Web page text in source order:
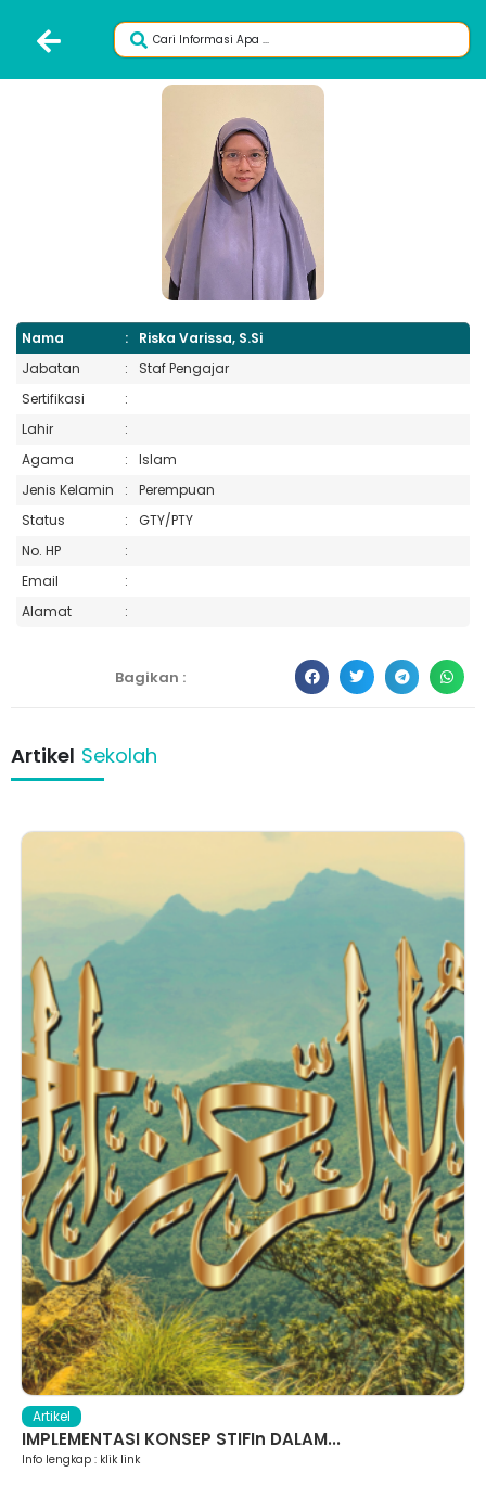
Nama :
Riska Varissa, S.Si
Jabatan
:
Staf Pengajar
Sertifikasi
:
Lahir
:
Agama
:
Islam
Jenis Kelamin
:
Perempuan
Status
:
GTY/PTY
No. HP
:
Email
:
Alamat
:
Bagikan :
Artikel Sekolah
Artikel
IMPLEMENTASI KONSEP STIFIn DALAM...
Info lengkap : klik link